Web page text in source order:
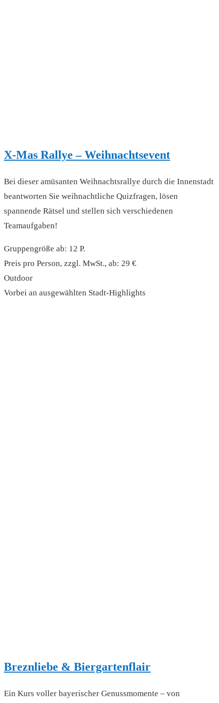
X-Mas Rallye – Weihnachtsevent
Bei dieser amüsanten Weihnachtsrallye durch die Innenstadt
beantworten Sie weihnachtliche Quizfragen, lösen
spannende Rätsel und stellen sich verschiedenen
Teamaufgaben!
Gruppengröße ab: 12 P.
Preis pro Person, zzgl. MwSt., ab: 29 €
Outdoor
Vorbei an ausgewählten Stadt-Highlights
Breznliebe & Biergartenflair
Ein Kurs voller bayerischer Genussmomente – von